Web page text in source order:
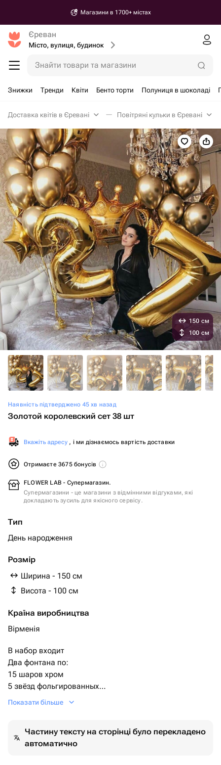
Магазини в 1700+ містах
Єреван
Місто, вулиця, будинок
Знайти товари та магазини
Знижки Тренди Квіти Бенто торти Полуниця в шоколаді
Доставка квітів в Єревані Повітряні кульки в Єревані
Наявність підтверджено 45 хв назад
Золотой королевский сет 38 шт
Вкажіть адресу , і ми дізнаємось вартість доставки
Отримаєте 3675 бонусів
FLOWER LAB - Супермагазин.
Супермагазини - це магазини з відмінними відгуками, які
докладають зусиль для якісного сервісу.
Тип
День народження
Розмір
Ширина - 150 см
Висота - 100 см
Країна виробництва
Вірменія
150 см
100 см
В набор входит
Два фонтана по:
15 шаров хром
5 звёзд фольгированных
нужны )
Дополнительно можно заказать шар с индивидуальной
Показати більше
Частину тексту на сторінці було перекладено
автоматично